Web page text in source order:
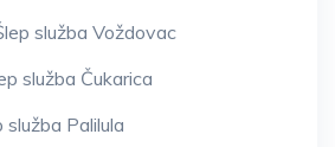
služba Voždovac
služba Čukarica
služba Palilula